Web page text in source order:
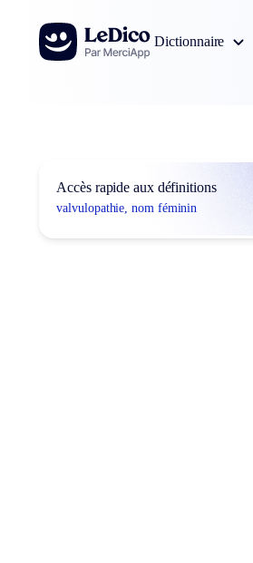
Aller au contenu
Dictionnaire
Accès rapide aux définitions
valvulopathie, nom féminin